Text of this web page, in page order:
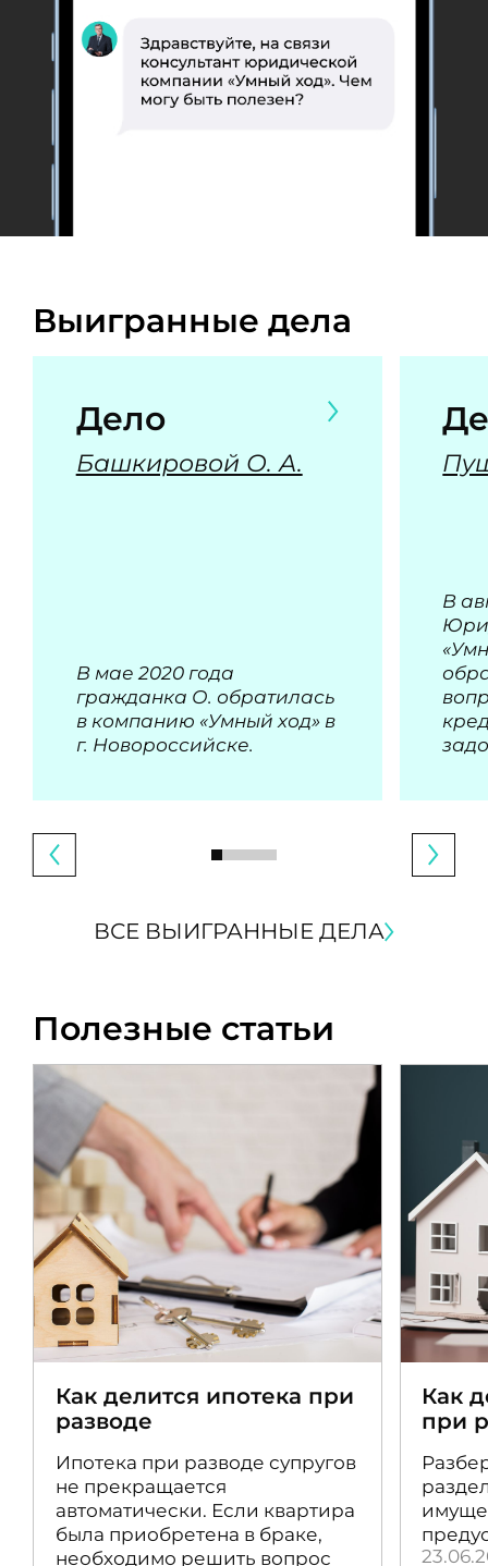
Выигранные дела
Дело
Башкировой О. А.
В мае 2020 года
гражданка О. обратилась
в компанию «Умный ход» в
г. Новороссийске.
В
ВСЕ ВЫИГРАННЫЕ ДЕЛА
Полезные статьи
Как делится ипотека при
разводе
Ипотека при разводе супругов
не прекращается
автоматически. Если квартира
была приобретена в браке,
необходимо решить вопрос
Как
при